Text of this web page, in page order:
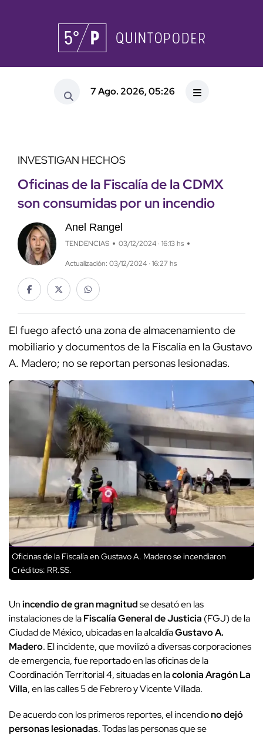
7 Ago. 2026, 05:26
INVESTIGAN HECHOS
Oficinas de la Fiscalía de la CDMX
son consumidas por un incendio
Anel Rangel
TENDENCIAS 03/12/2024 · 16:13 hs
Actualización: 03/12/2024 · 16:27 hs
El fuego afectó una zona de almacenamiento de
mobiliario y documentos de la Fiscalía en la Gustavo
A. Madero; no se reportan personas lesionadas.
Oficinas de la Fiscalía en Gustavo A. Madero se incendiaron
Créditos: RR.SS.
Unincendio de gran magnitudse desató en las
instalaciones de laFiscalía General de Justicia (FGJ) de la
Ciudad de México, ubicadas en la alcaldíaGustavo A.
Madero. El incidente, que movilizó a diversas corporaciones
de emergencia, fue reportado en las oficinas de la
Coordinación Territorial 4, situadas en lacolonia Aragón La
Villa, en las calles 5 de Febrero y Vicente Villada.
De acuerdo con los primeros reportes, el incendiono dejó
personas lesionadas. Todas las personas que se